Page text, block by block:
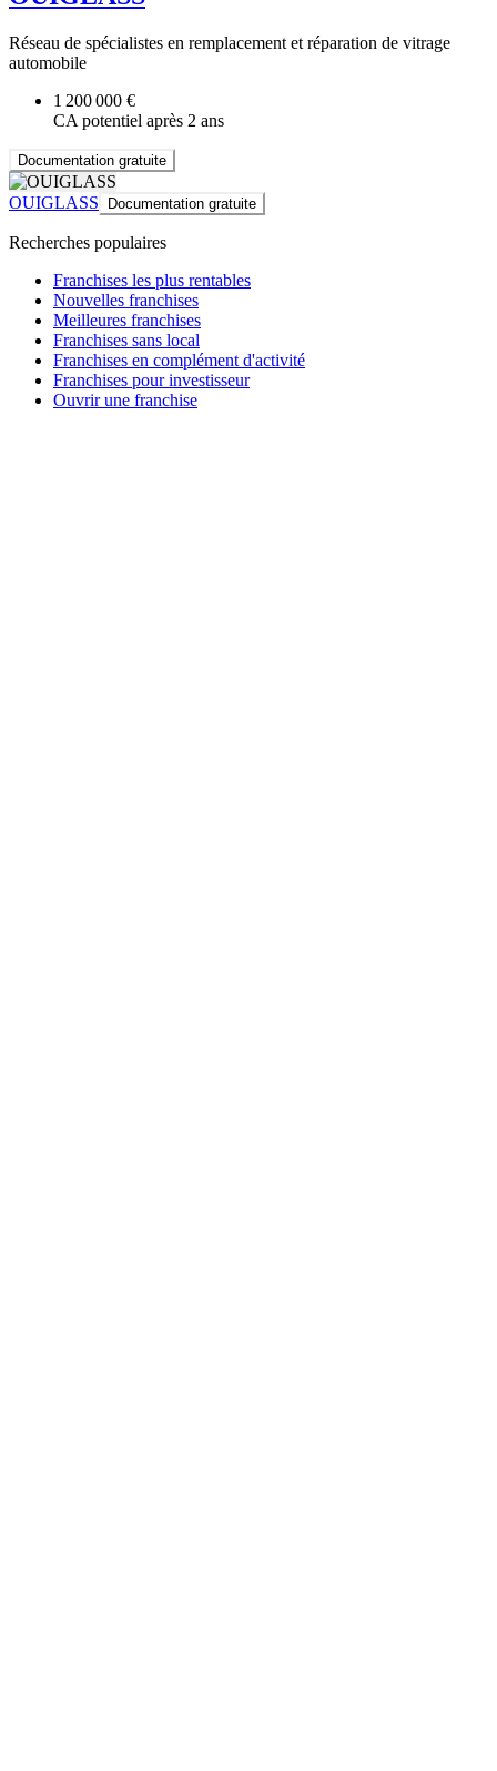
Réseau de spécialistes en remplacement et réparation de vitrage
automobile
1 200 000 €
CA potentiel après 2 ans
Documentation gratuite
OUIGLASS Documentation gratuite
Recherches populaires
Franchises les plus rentables
Nouvelles franchises
Meilleures franchises
Franchises sans local
Franchises en complément d'activité
Franchises pour investisseur
Ouvrir une franchise